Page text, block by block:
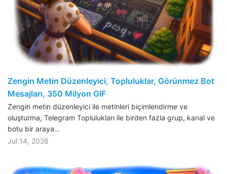
Zengin Metin Düzenleyici, Topluluklar, Görünmez Bot
Mesajları, 350 Milyon GIF
Zengin metin düzenleyici ile metinleri biçimlendirme ve
oluşturma, Telegram Toplulukları ile birden fazla grup, kanal ve
botu bir araya…
Jul 14, 2026